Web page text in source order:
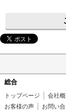
総合
トップページ 会社
お客様の声
お問い